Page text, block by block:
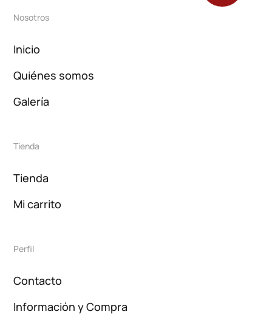
Nosotros
Inicio
Quiénes somos
Galería
Tienda
Tienda
Mi carrito
Perfil
Contacto
Información y Compra